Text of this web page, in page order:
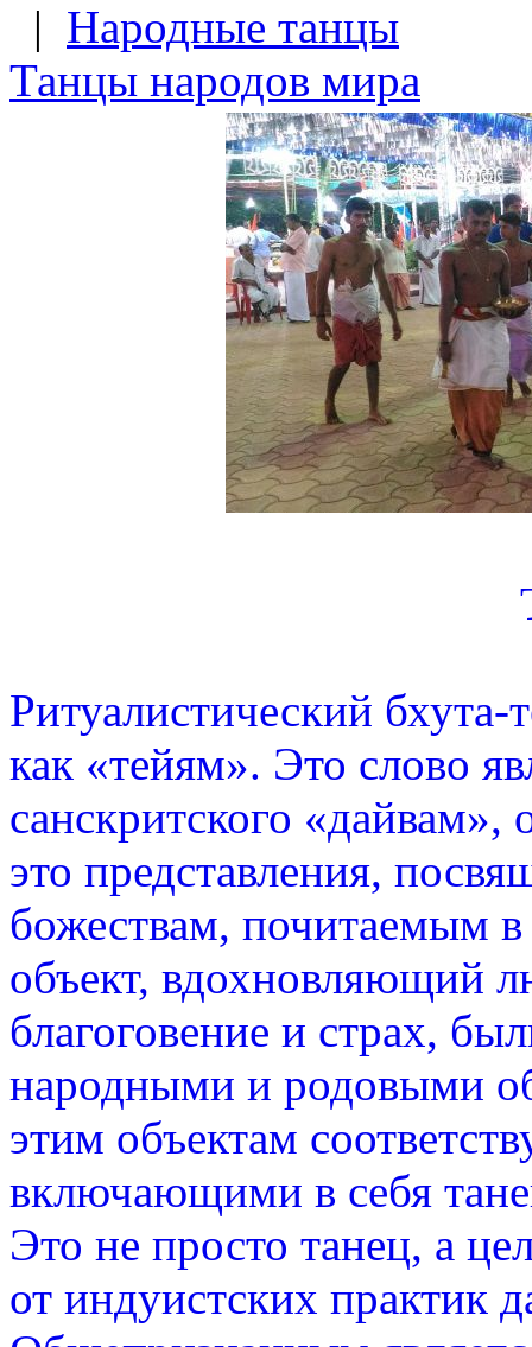
| Народные танцы
Танцы народов мира
Ритуалистический бхута-
как «тейям». Это слово
санскритского
это представления,
божествам, почитаемым
объект, вдохновляющий
благоговение и страх,
народными и родовыми
этим объектам
включающими в себя
Это не просто танец, а
от индуистских практик